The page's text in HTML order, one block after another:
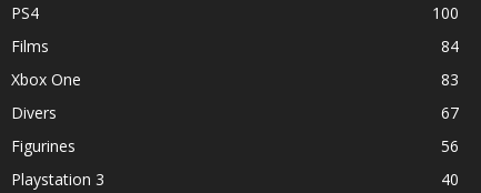
PS4
100
Films
84
Xbox One
83
Divers
67
Figurines
56
Playstation 3
40